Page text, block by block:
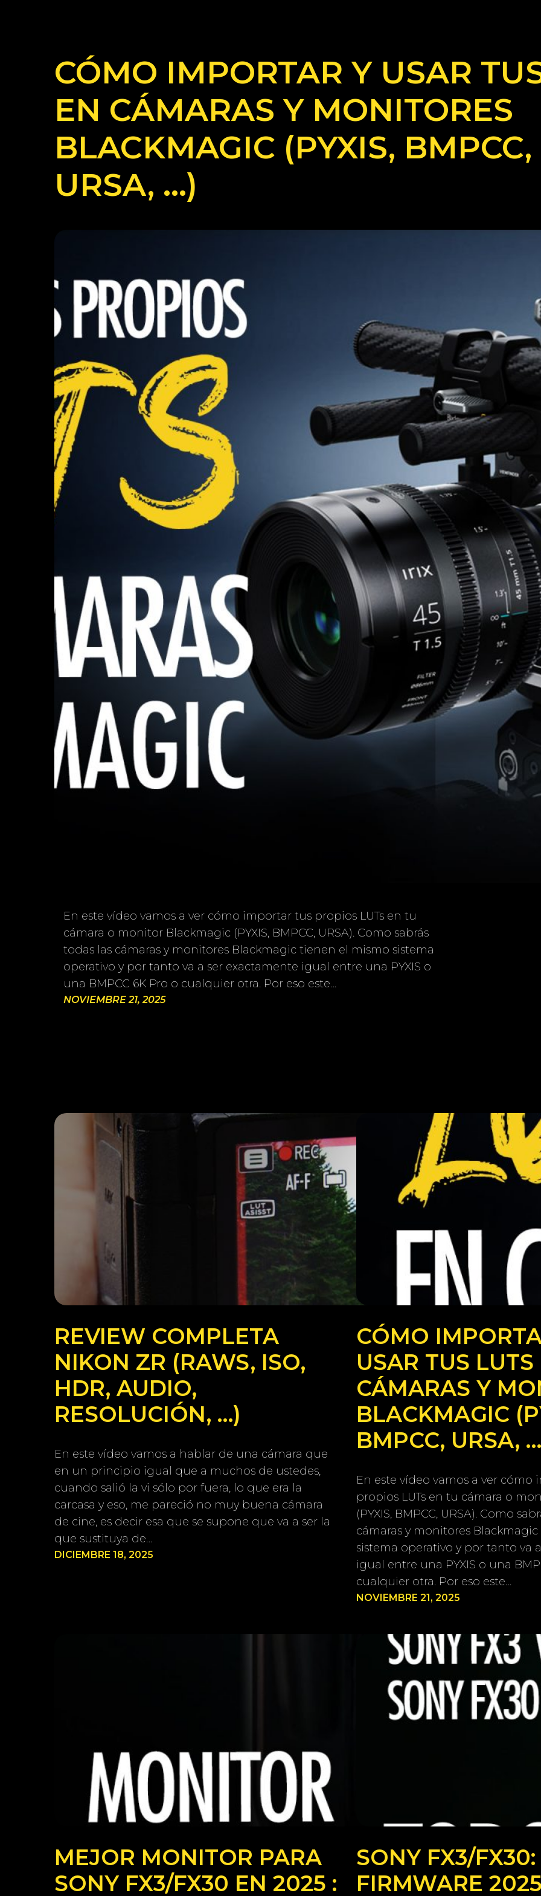
CÓMO IMPORTAR Y USAR
EN CÁMARAS Y MONITORES
BLACKMAGIC (PYXIS, BMPCC,
URSA, …)
En este vídeo vamos a ver cómo importar tus propios LUTs en tu
cámara o monitor Blackmagic (PYXIS, BMPCC, URSA). Como sabrás
todas las cámaras y monitores Blackmagic tienen el mismo sistema
operativo y por tanto va a ser exactamente igual entre una PYXIS o
una BMPCC 6K Pro o cualquier otra. Por eso este…
NOVIEMBRE 21, 2025
REVIEW COMPLETA
NIKON ZR (RAWS, ISO,
HDR, AUDIO,
RESOLUCIÓN, …)
En este vídeo vamos a hablar de una cámara que
en un principio igual que a muchos de ustedes,
cuando salió la vi sólo por fuera, lo que era la
carcasa y eso, me pareció no muy buena cámara
de cine, es decir esa que se supone que va a ser la
que sustituya de…
DICIEMBRE 18, 2025
CÓMO
USAR TUS LUTS
CÁMARAS Y
BLACKMAGIC
BMPCC, URSA,
En este vídeo vamos a ver cómo
propios LUTs en tu cámara o
(PYXIS, BMPCC, URSA). Como
cámaras y monitores
sistema operativo y por tanto va
igual entre una PYXIS o una
cualquier otra. Por eso este…
NOVIEMBRE 21, 2025
MEJOR MONITOR PARA
SONY FX3/FX30 EN 2025 :
SONY FX3/
FIRMWARE